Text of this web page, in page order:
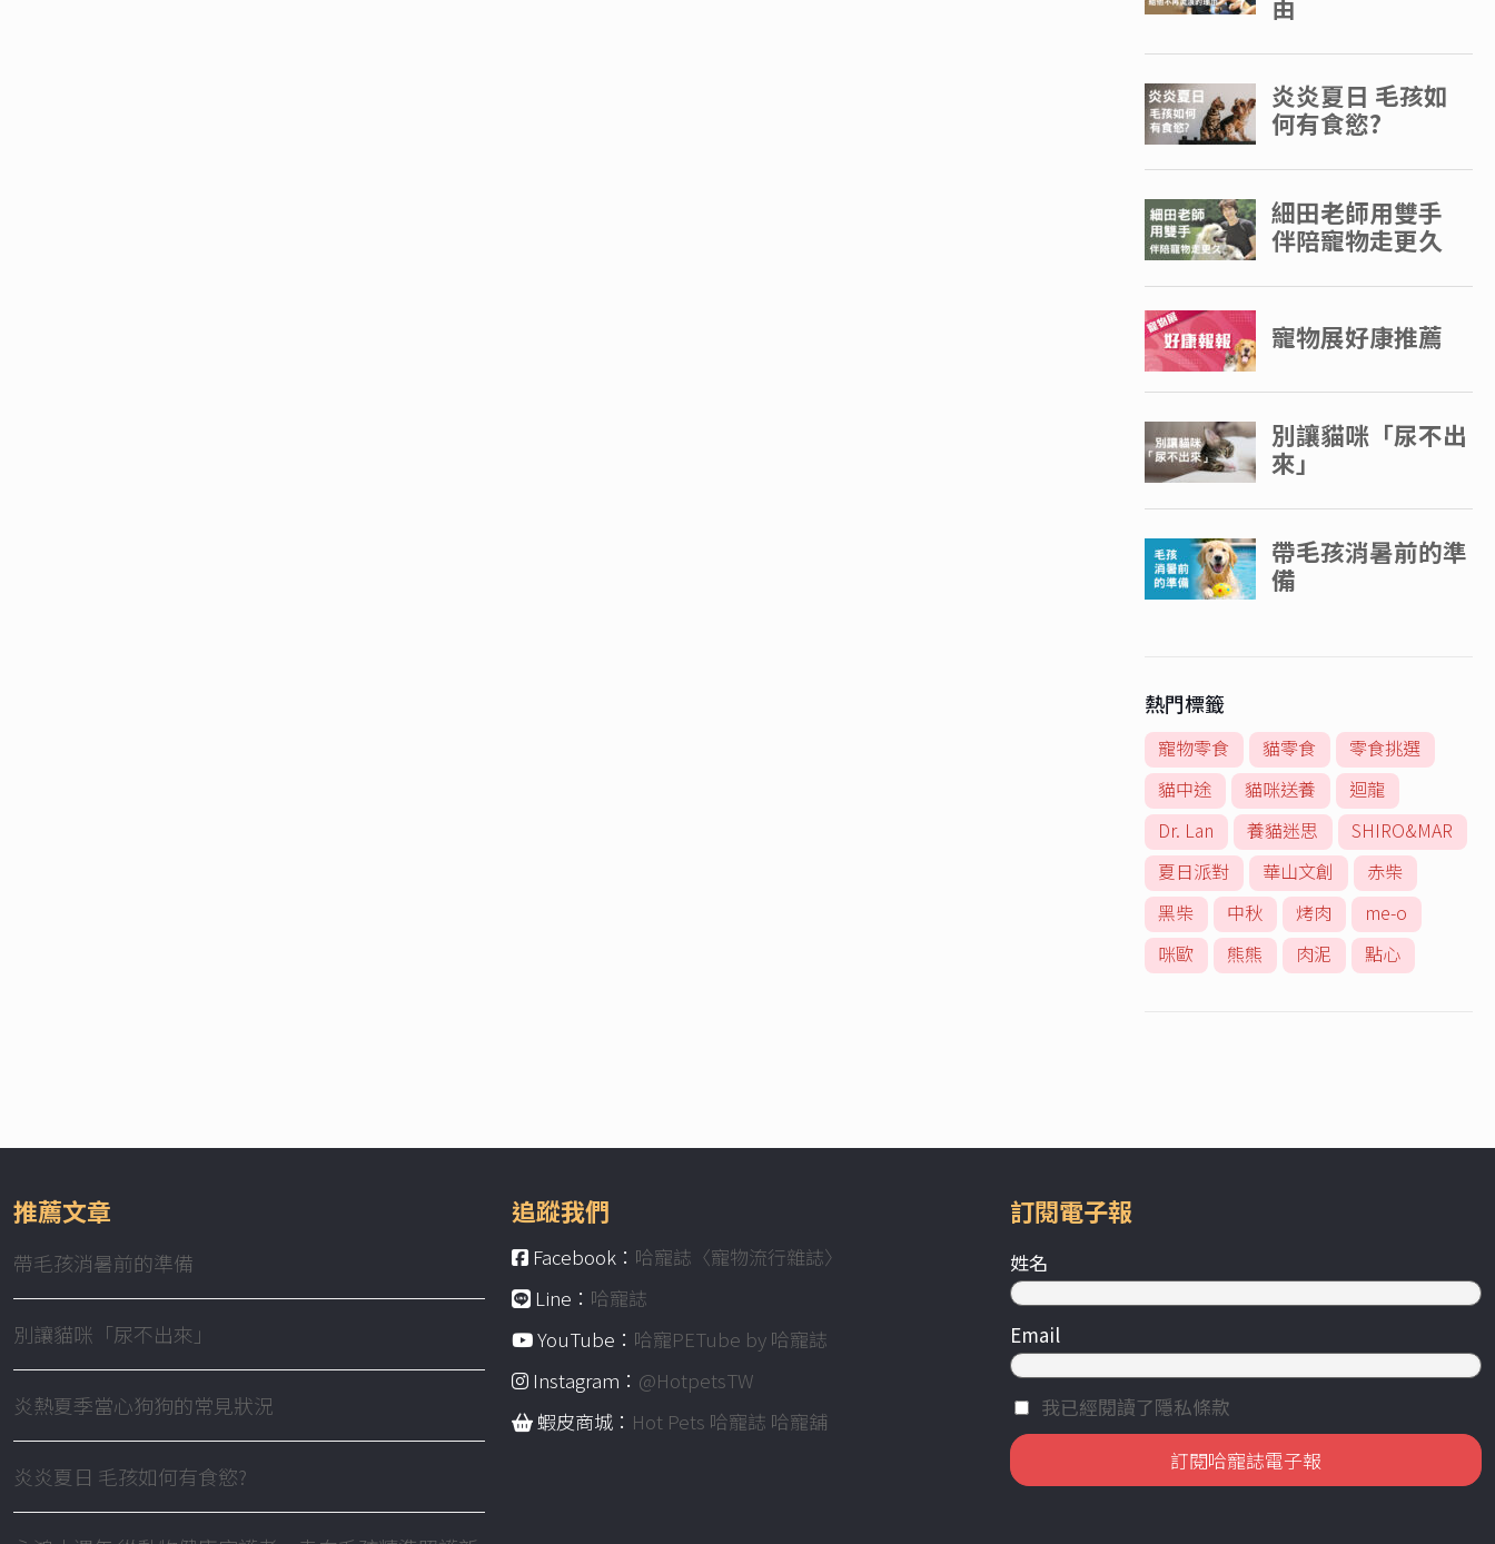
熱門標籤
寵物零食 貓零食
零食挑選
貓中途
貓咪送養
迴龍
Dr. Lan
養貓迷思
SHIRO&MAR
夏日派對
華山文創
赤柴
黑柴
中秋 烤肉
me-o
咪歐
熊熊 肉泥 點心
推薦文章
帶毛孩消暑前的準備
別讓貓咪「尿不出來」
炎熱夏季當心狗狗的常見狀況
炎炎夏日 毛孩如何有食慾?
追蹤我們
Facebook： 哈寵誌〈寵物流行雜誌〉
Line： 哈寵誌
YouTube： 哈寵PETube by 哈寵誌
Instagram： @HotpetsTW
蝦皮商城： Hot Pets 哈寵誌 哈寵舖
訂閱電子報
姓名
Email
我已經閱讀了隱私條款